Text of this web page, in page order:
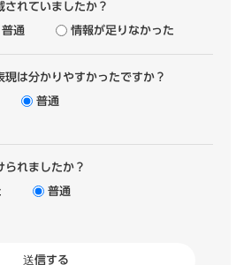
されていましたか？
普通 情報が足りなかった
は分かりやすかったですか？
普通
られましたか？
普通